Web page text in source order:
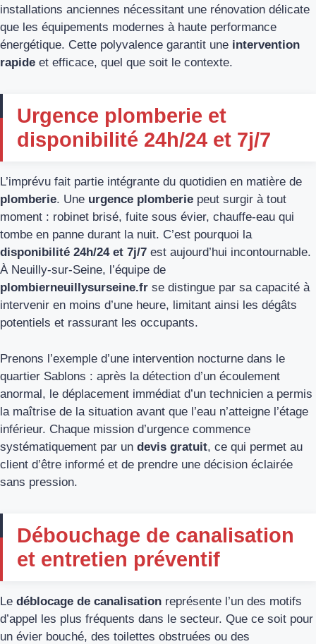
installations anciennes nécessitant une rénovation délicate
que les équipements modernes à haute performance
énergétique. Cette polyvalence garantit une intervention
rapide et efficace, quel que soit le contexte.
Urgence plomberie et
disponibilité 24h/24 et 7j/7
L’imprévu fait partie intégrante du quotidien en matière de
plomberie. Une urgence plomberie peut surgir à tout
moment : robinet brisé, fuite sous évier, chauffe-eau qui
tombe en panne durant la nuit. C’est pourquoi la
disponibilité 24h/24 et 7j/7 est aujourd’hui incontournable.
À Neuilly-sur-Seine, l’équipe de
plombierneuillysurseine.fr se distingue par sa capacité à
intervenir en moins d’une heure, limitant ainsi les dégâts
potentiels et rassurant les occupants.
Prenons l’exemple d’une intervention nocturne dans le
quartier Sablons : après la détection d’un écoulement
anormal, le déplacement immédiat d’un technicien a permis
la maîtrise de la situation avant que l’eau n’atteigne l’étage
inférieur. Chaque mission d’urgence commence
systématiquement par un devis gratuit, ce qui permet au
client d’être informé et de prendre une décision éclairée
sans pression.
Débouchage de canalisation
et entretien préventif
Le déblocage de canalisation représente l’un des motifs
d’appel les plus fréquents dans le secteur. Que ce soit pour
un évier bouché, des toilettes obstruées ou des